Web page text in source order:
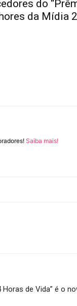
do
da Mídia
Saiba mais!
Horas de Vida” é o